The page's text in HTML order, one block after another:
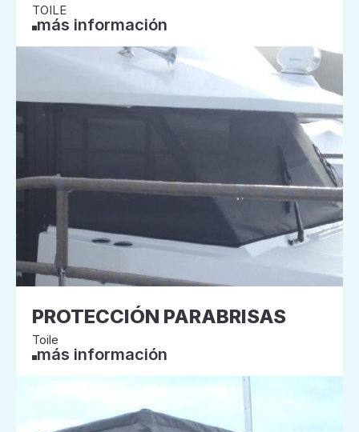
TOILE
más información
PROTECCIÓN PARABRISAS
Toile
más información